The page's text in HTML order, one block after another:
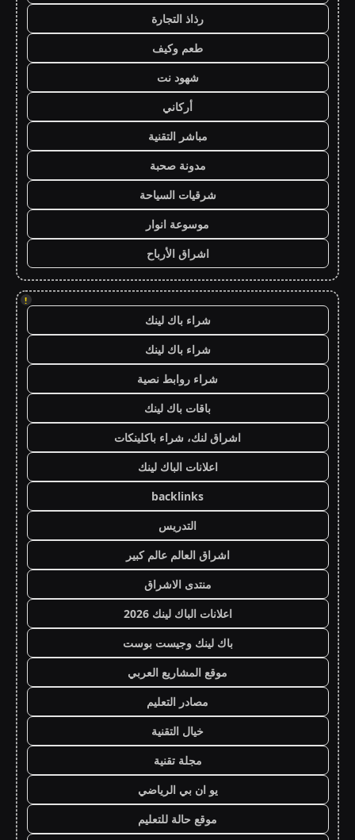
رذاذ التجارة
طعم وكيف
شهود نت
أركاني
مباشر التقنية
مدونة صحبة
شرقيات السياحة
موسوعة انوار
اشراق الأرباح
!
شراء باك لينك
شراء باك لينك
شراء روابط نصية
باقات باك لينك
اشراق لنك، شراء باكلينكات
اعلانات الباك لينك
backlinks
التدريس
اشراق العالم عالم كبير
منتدى الاشراق
اعلانات الباك لينك 2026
باك لينك وجيست بوست
موقع المشاريع العربي
مصادر التعليم
خيال التقنية
مجلة تقنية
يو ان بي الرياضي
موقع حالة للتعليم